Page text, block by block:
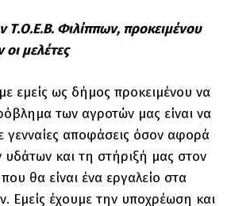
Τ.Ο.Ε.Β. Φιλίππων, προκειμένου
μελέτες
εμείς ως δήμος προκειμένου να
των αγροτών μας είναι να
αποφάσεις όσον αφορά
υδάτων και τη στήριξή μας στον
θα είναι ένα εργαλείο στα
Εμείς έχουμε την υποχρέωση και